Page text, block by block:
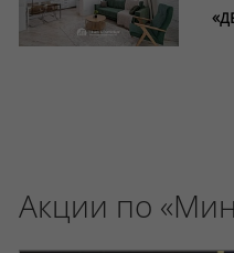
Акции по